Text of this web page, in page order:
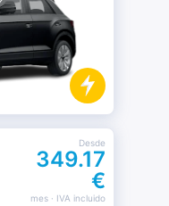
Desde
349.17
€
mes· IVA incluido